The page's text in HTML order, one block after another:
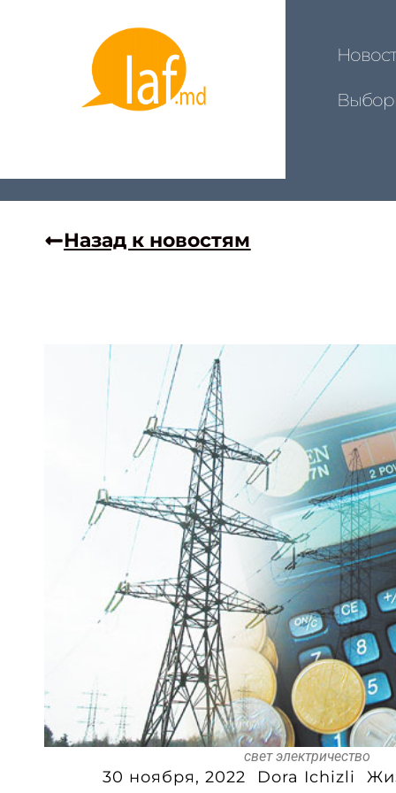
Назад к новостям
свет электричество
30 ноября, 2022 Dora Ichizli